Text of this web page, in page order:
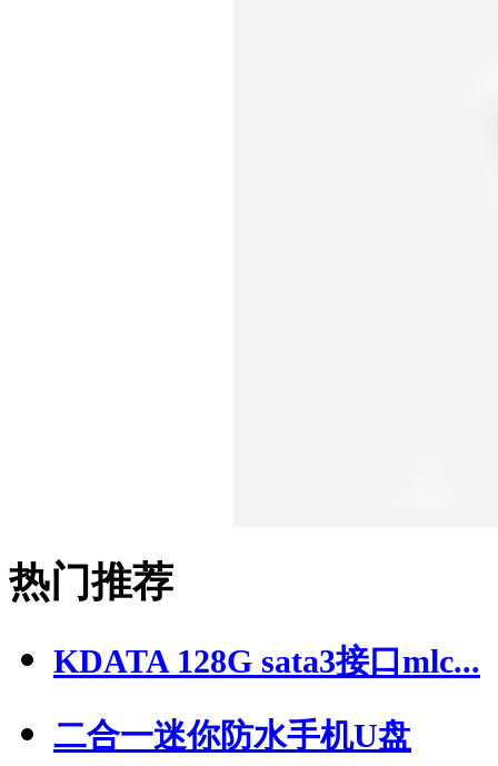
热门推荐
KDATA 128G sata3接口mlc...
二合一迷你防水手机U盘